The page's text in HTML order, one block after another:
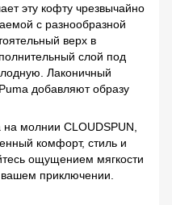
эту кофту чрезвычайно
с разнообразной
верх в
слой под
Лаконичный
добавляют образу
молнии CLOUDSPUN,
комфорт, стиль и
ощущением мягкости
приключении.